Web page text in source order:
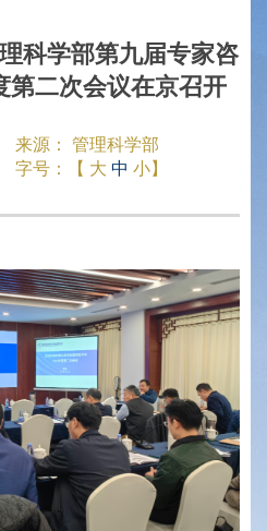
科学部第九届专家咨
第二次会议在京召开
来源：
管理科学部
字号：【 大 中 小】